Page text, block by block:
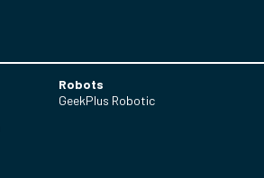
Robots
GeekPlus Robotic